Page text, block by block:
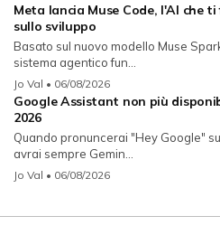
Meta lancia Muse Code, l'AI che
sullo sviluppo
Basato sul nuovo modello Muse
sistema agentico fun...
Jo Val • 06/08/2026
Google Assistant non più
2026
Quando pronuncerai "Hey Google"
avrai sempre Gemin...
Jo Val • 06/08/2026